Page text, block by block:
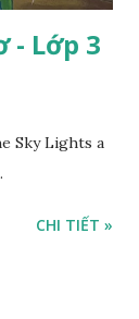
- Lớp 3
Sky Lights a
CHI TIẾT »